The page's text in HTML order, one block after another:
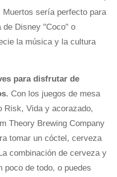
sería perfecto para
Disney "Coco" o
la música y la cultura
para disfrutar de
Con los juegos de mesa
Risk, Vida y acorazado,
Theory Brewing Company
tomar un cóctel, cerveza
combinación de cerveza y
poco de todo, o puedes